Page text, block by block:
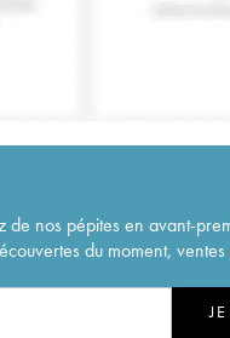
de nos pépites en avant-
du moment,